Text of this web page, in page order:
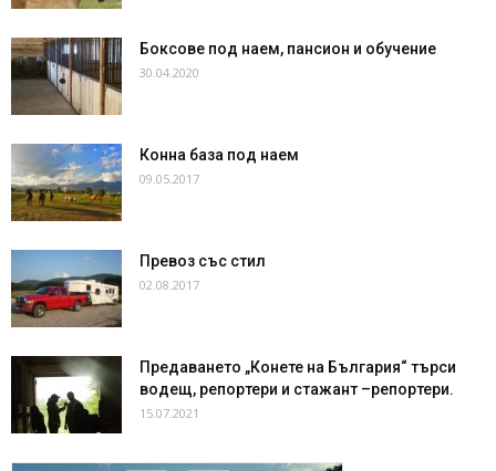
Боксове под наем, пансион и обучение
30.04.2020
Конна база под наем
09.05.2017
Превоз със стил
02.08.2017
Предаването „Конете на България“ търси
водещ, репортери и стажант –репортери.
15.07.2021